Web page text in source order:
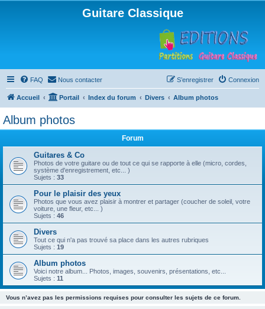
Guitare Classique
FAQ Nous contacter Connexion
S’enregistrer
Accueil Portail Index du forum Divers Album photos
Album photos
Forum
Guitares & Co
Photos de votre guitare ou de tout ce qui se rapporte à elle (micro, cordes,
système d'enregistrement, etc... )
Sujets : 33
Pour le plaisir des yeux
Photos que vous avez plaisir à montrer et partager (coucher de soleil, votre
voiture, une fleur, etc... )
Sujets : 46
Divers
Tout ce qui n'a pas trouvé sa place dans les autres rubriques
Sujets : 19
Album photos
Voici notre album... Photos, images, souvenirs, présentations, etc...
Sujets : 11
Vous n’avez pas les permissions requises pour consulter les sujets de ce forum.